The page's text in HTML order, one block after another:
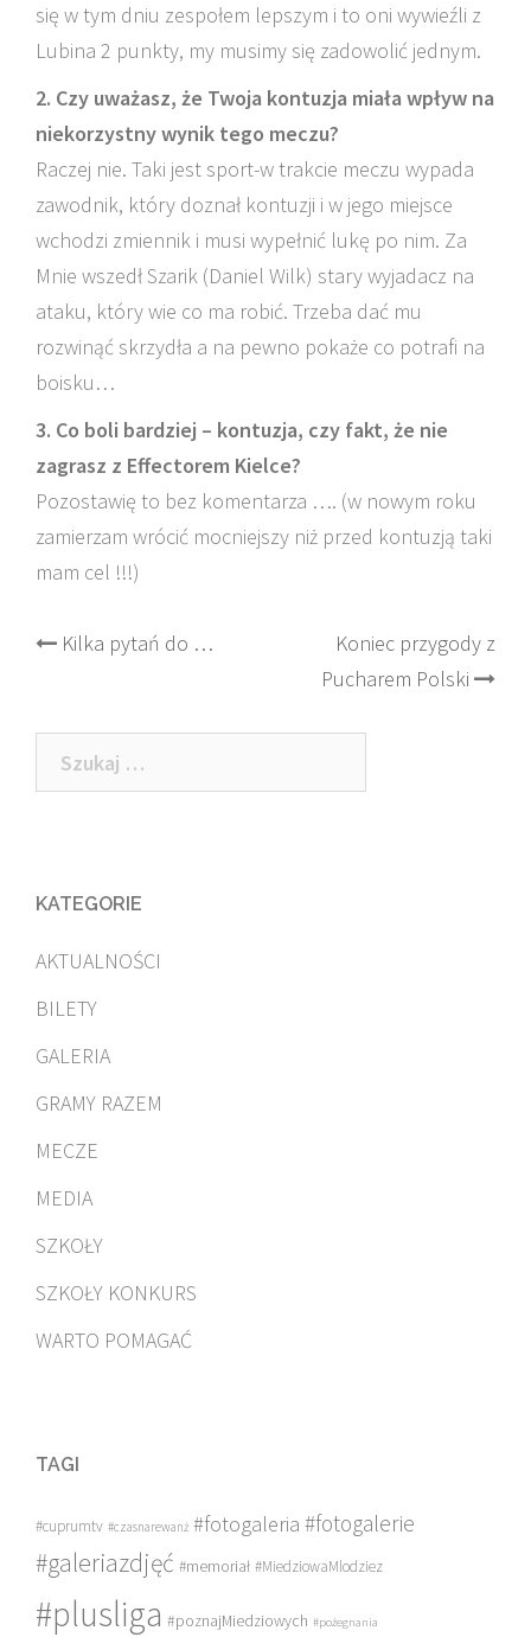
się w tym dniu zespołem lepszym i to oni wywieźli z
Lubina 2 punkty, my musimy się zadowolić jednym.
2. Czy uważasz, że Twoja kontuzja miała wpływ na
niekorzystny wynik tego meczu?
Raczej nie. Taki jest sport-w trakcie meczu wypada
zawodnik, który doznał kontuzji i w jego miejsce
wchodzi zmiennik i musi wypełnić lukę po nim. Za
Mnie wszedł Szarik (Daniel Wilk) stary wyjadacz na
ataku, który wie co ma robić. Trzeba dać mu
rozwinąć skrzydła a na pewno pokaże co potrafi na
boisku…
3. Co boli bardziej – kontuzja, czy fakt, że nie
zagrasz z Effectorem Kielce?
Pozostawię to bez komentarza …. (w nowym roku
zamierzam wrócić mocniejszy niż przed kontuzją taki
mam cel !!!)
Post
Kilka pytań do …
Koniec przygody z
Pucharem Polski
Szukaj:
KATEGORIE
AKTUALNOŚCI
BILETY
GALERIA
GRAMY RAZEM
MECZE
MEDIA
SZKOŁY
SZKOŁY KONKURS
WARTO POMAGAĆ
TAGI
#cuprumtv #czasnarewanż #fotogaleria #fotogalerie
#galeriazdjęć #memoriał #MiedziowaMlodziez
#plusliga #poznajMiedziowych #pożegnania